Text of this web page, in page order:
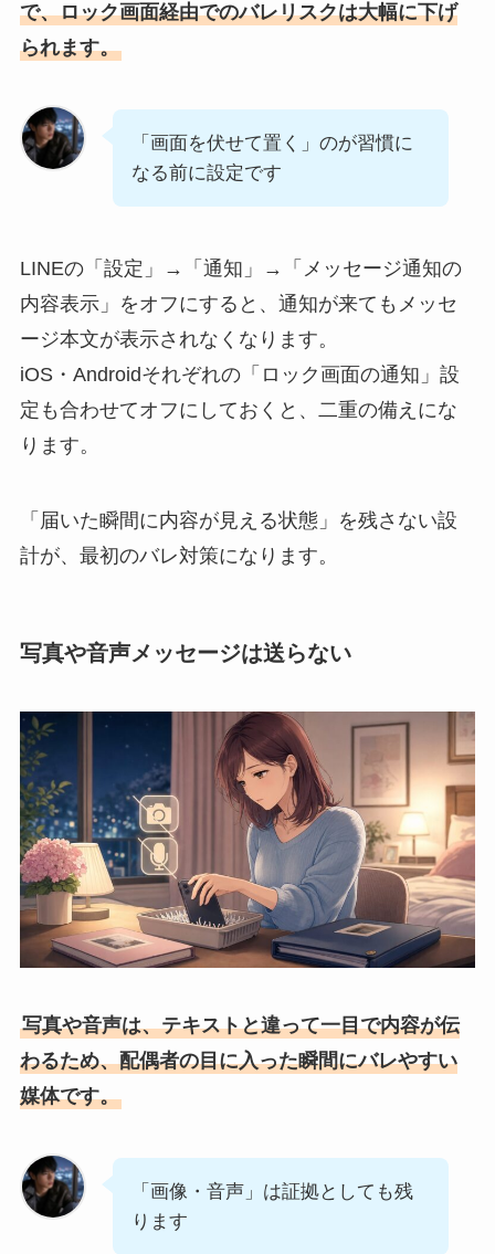
で、ロック画面経由でのバレリスクは大幅に下げ
られます。
「画面を伏せて置く」のが習慣に
なる前に設定です
LINEの「設定」→「通知」→「メッセージ通知の
内容表示」をオフにすると、通知が来てもメッセ
ージ本文が表示されなくなります。
iOS・Androidそれぞれの「ロック画面の通知」設
定も合わせてオフにしておくと、二重の備えにな
ります。
「届いた瞬間に内容が見える状態」を残さない設
計が、最初のバレ対策になります。
写真や音声メッセージは送らない
写真や音声は、テキストと違って一目で内容が伝
わるため、配偶者の目に入った瞬間にバレやすい
媒体です。
「画像・音声」は証拠としても残
ります